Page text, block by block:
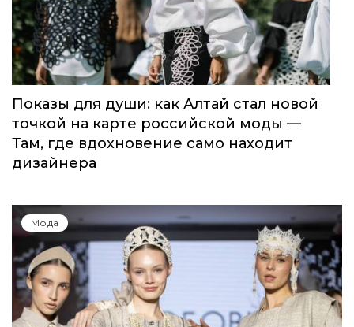
Показы для души: как Алтай стал новой
точкой на карте российской моды —
Там, где вдохновение само находит
дизайнера
Мода